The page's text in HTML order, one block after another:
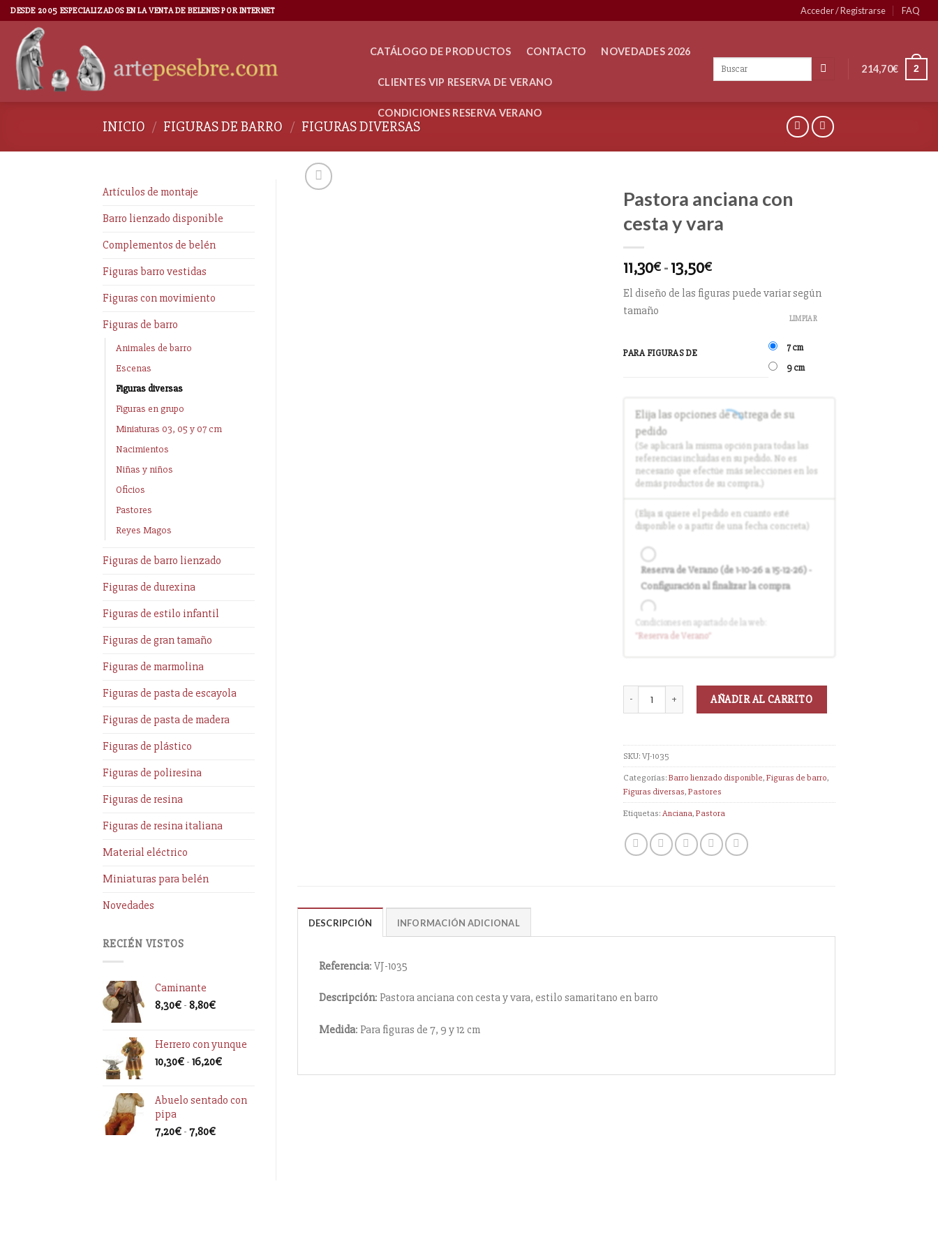
DESDE 2005 ESPECIALIZADOS EN LA VENTA DE BELENES POR INTERNET Acceder / Registrarse FAQ
CATÁLOGO DE PRODUCTOS CONTACTO NOVEDADES 2026
CLIENTES VIP RESERVA DE VERANO
CONDICIONES RESERVA VERANO
214,70€ 2
INICIO / FIGURAS DE BARRO / FIGURAS DIVERSAS
Artículos de montaje
Barro lienzado disponible
Complementos de belén
Figuras barro vestidas
Figuras con movimiento
Figuras de barro
Animales de barro
Escenas
Figuras diversas
Figuras en grupo
Miniaturas 03, 05 y 07 cm
Nacimientos
Niñas y niños
Oficios
Pastores
Reyes Magos
Figuras de barro lienzado
Figuras de durexina
Figuras de estilo infantil
Figuras de gran tamaño
Figuras de marmolina
Figuras de pasta de escayola
Figuras de pasta de madera
Figuras de plástico
Figuras de poliresina
Figuras de resina
Figuras de resina italiana
Material eléctrico
Miniaturas para belén
Novedades
RECIÉN VISTOS
Caminante
8,30€ - 8,80€
Herrero con yunque
10,30€ - 16,20€
Abuelo sentado con
pipa
7,20€ - 7,80€
Pastora anciana con
cesta y vara
11,30€ -13,50€
El diseño de las figuras puede variar según
tamaño
PARA FIGURAS DE
7 cm
9 cm
LIMPIAR
Elija las opciones de entrega de su
pedido
(Se aplicará la misma opción para todas las
referencias incluidas en su pedido. No es
necesario que efectúe más selecciones en los
demás productos de su compra.)
(Elija si quiere el pedido en cuanto esté
disponible o a partir de una fecha concreta)
Reserva de Verano (de 1-10-26 a 15-12-26) -
Configuración al finalizar la compra
Entrega en cuanto el pedido esté
disponible (sin descuento)
Condiciones en apartado de la web:
"Reservade Verano"
AÑADIR AL CARRITO
SKU:VJ-1035
Categorías:Barro lienzado disponible,Figuras de barro,
Figuras diversas,Pastores
Etiquetas:Anciana,Pastora
DESCRIPCIÓN INFORMACIÓN ADICIONAL
Referencia: VJ-1035
Descripción: Pastora anciana con cesta y vara, estilo samaritano en barro
Medida: Para figuras de 7, 9 y 12 cm